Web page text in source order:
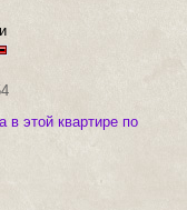
этой квартире по